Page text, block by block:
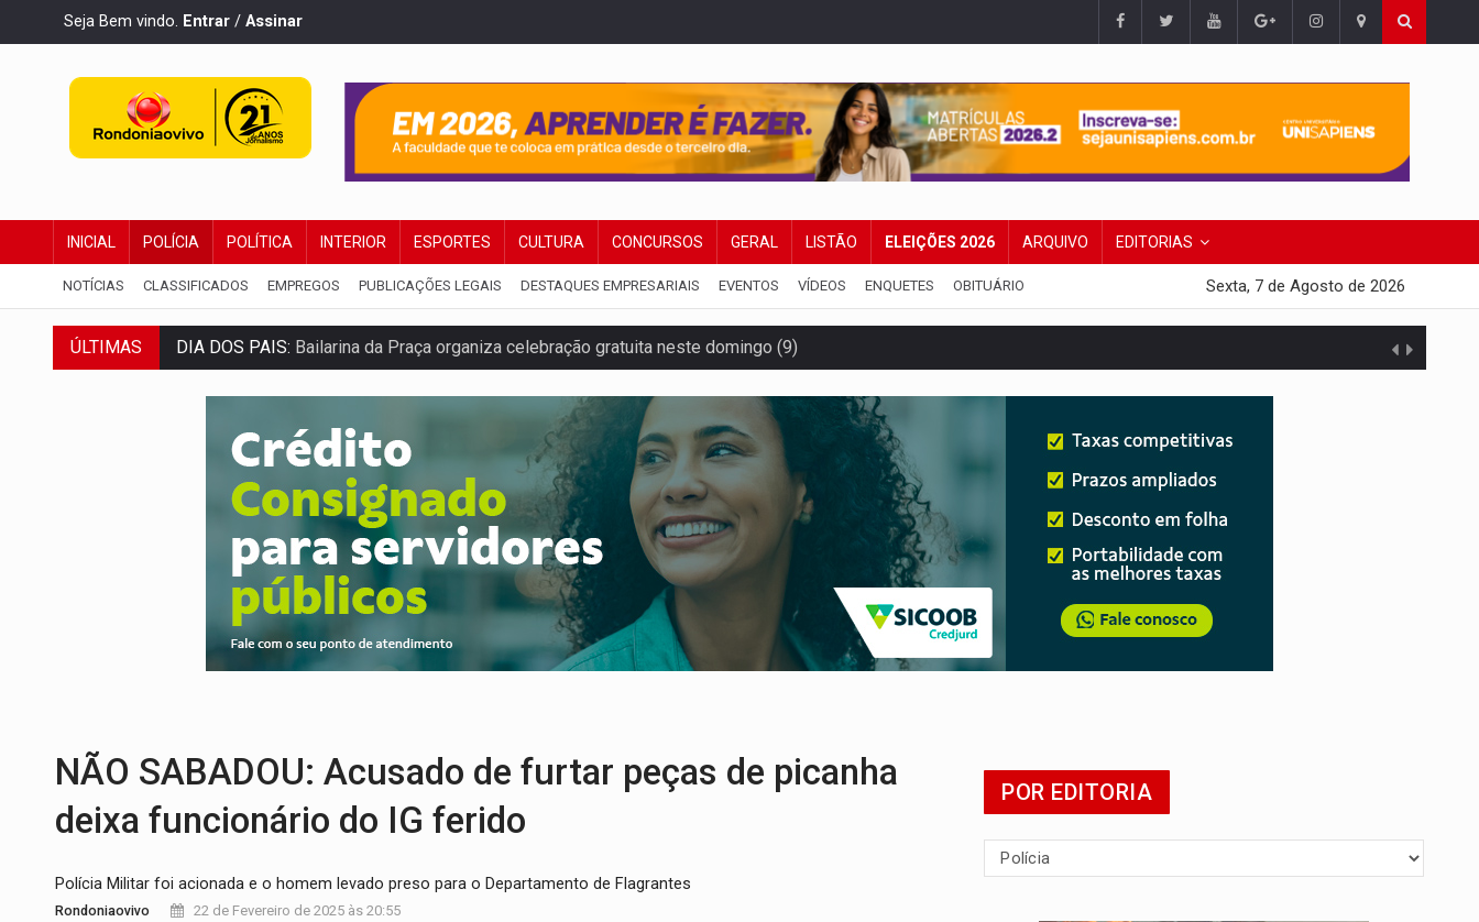
Seja Bem vindo. Entrar / Assinar
INICIAL POLÍCIA POLÍTICA INTERIOR ESPORTES CULTURA CONCURSOS GERAL LISTÃO ELEIÇÕES 2026 ARQUIVO EDITORIAS
NOTÍCIAS CLASSIFICADOS EMPREGOS PUBLICAÇÕES LEGAIS DESTAQUES EMPRESARIAIS EVENTOS VÍDEOS ENQUETES OBITUÁRIO Sexta, 7 de Agosto de 2026
ÚLTIMAS
DIA DOS PAIS:Bailarina da Praça organiza celebração gratuita neste domingo (9)
VÍDEO:Perseguição a embarcação no rio Madeira termina com explosivos apreendidos
MEGA SENA:Prêmio acumula para R$ 165 milhões
Publicação Legal: AVISO DE LICITAÇÃO: PREGÃO ELETRÔNICO Nº 90091/2025/SUPEL/RO
PROVA CONTÁBIL: UNNESA apresenta documentos e questiona apreensão da PF em PVH
Ciclista é atropelado por carro na região Central de Porto Velho
Publicação Legal: AVISO DE LICITAÇÃO: PREGÃO ELETRÔNICO N.º 90136/2026/SUPEL/RO
FUTEBOL:Confira classificados e detalhes do sorteio da Copa do Brasil 2026
Publicação Legal: CONCORRÊNCIA Nº 90504/2025/SUPEL/RO
NÃO SABADOU: Acusado de furtar peças de picanha
deixa funcionário do IG ferido
Polícia Militar foi acionada e o homem levado preso para o Departamento de Flagrantes
Rondoniaovivo 22 de Fevereiro de 2025 às 20:55
POR EDITORIA